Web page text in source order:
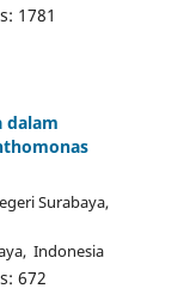
1781
dalam
Surabaya,
Indonesia
672